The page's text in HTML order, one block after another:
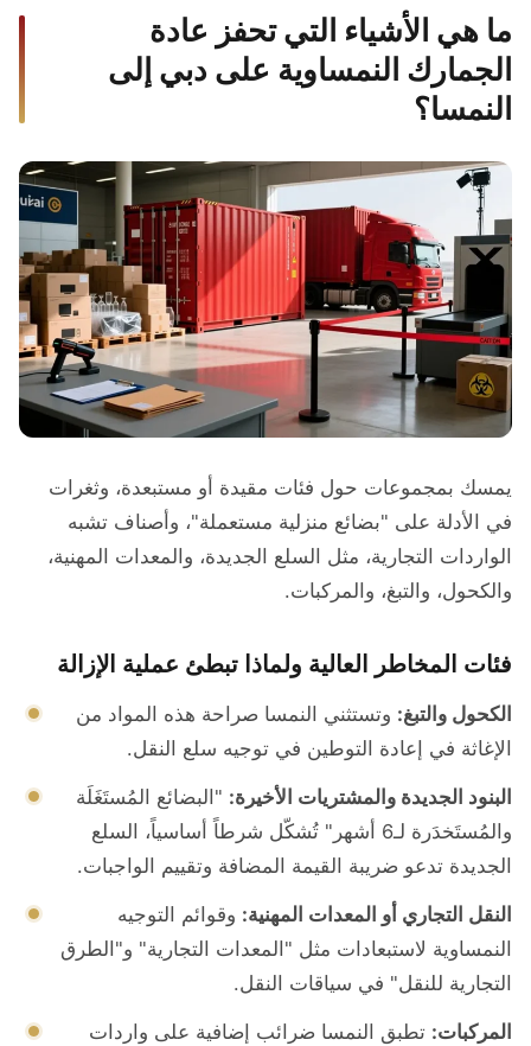
ما هي الأشياء التي تحفز عادة
الجمارك النمساوية على دبي إلى
النمسا؟
يمسك بمجموعات حول فئات مقيدة أو مستبعدة، وثغرات
في الأدلة على "بضائع منزلية مستعملة"، وأصناف تشبه
الواردات التجارية، مثل السلع الجديدة، والمعدات المهنية،
والكحول، والتبغ، والمركبات.
فئات المخاطر العالية ولماذا تبطئ عملية الإزالة
الكحول والتبغ:وتستثني النمسا صراحة هذه المواد من
الإغاثة في إعادة التوطين في توجيه سلع النقل.
البنود الجديدة والمشتريات الأخيرة:"البضائع المُستَغَلَة
والمُستَخدَرة لـ6 أشهر" تُشكّل شرطاً أساسياً، السلع
الجديدة تدعو ضريبة القيمة المضافة وتقييم الواجبات.
النقل التجاري أو المعدات المهنية:وقوائم التوجيه
النمساوية لاستبعادات مثل "المعدات التجارية" و"الطرق
التجارية للنقل" في سياقات النقل.
المركبات:تطبق النمسا ضرائب إضافية على واردات